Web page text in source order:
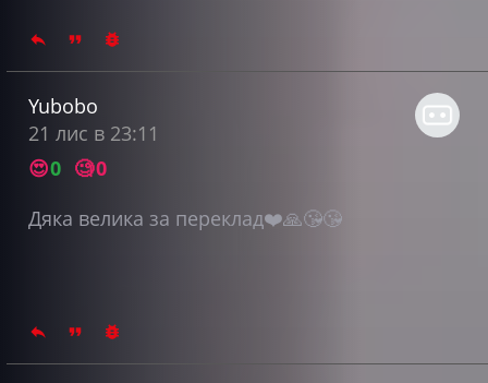
Yubobo
21 лис в 23:11
😍0 🧐0
Дяка велика за переклад❤️🙏😘😘